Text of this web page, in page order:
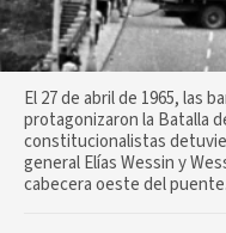
El 27 de abril de 1965, las
protagonizaron la Batalla
constitucionalistas
general Elías Wessin y
cabecera oeste del puente.